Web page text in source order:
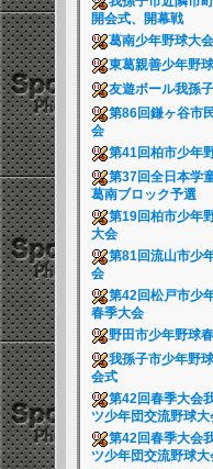
開会式、開幕戦
葛南少年野球大会
東葛親善少年野
友遊ボール我孫
第86回鎌ヶ谷市
会
第41回柏市少年
第37回全日本学
葛南ブロック予選
第19回柏市少年
大会
第81回流山市少
会
第42回松戸市少
春季大会
野田市少年野球
我孫子市少年野
会式
第42回春季大会
ツ少年団交流野球
第42回春季大会
ツ少年団交流野球大